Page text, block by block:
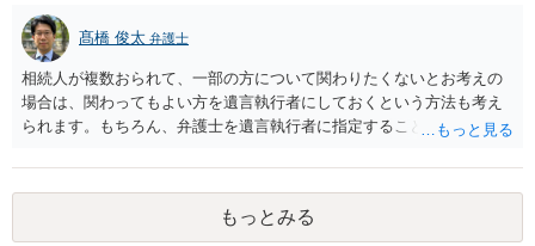
髙橋 俊太 弁護士
相続人が複数おられて、一部の方について関わりたくないとお考えの
場合は、関わってもよい方を遺言執行者にしておくという方法も考え
られます。もちろん、弁護士を遺言執行者に指定することもできます
方に再委任の権限を付与しておくという方法もあります。 一度、弁護
士に直接ご相談されることをお勧めいたします。
もっとみる